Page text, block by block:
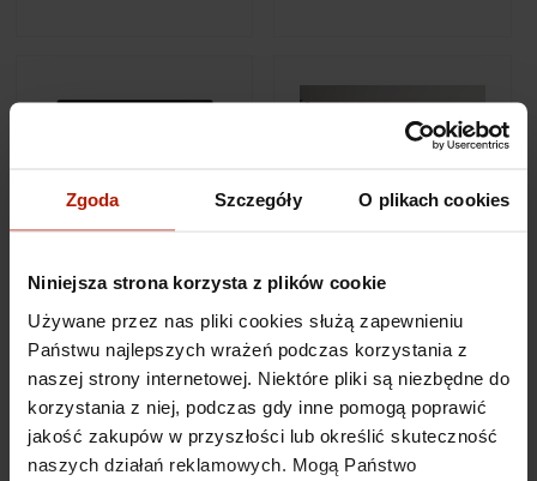
Zgoda Szczegóły O plikach cookies
Niniejsza strona korzysta z plików cookie
Używane przez nas pliki cookies służą zapewnieniu
Państwu najlepszych wrażeń podczas korzystania z
naszej strony internetowej. Niektóre pliki są niezbędne do
korzystania z niej, podczas gdy inne pomogą poprawić
jakość zakupów w przyszłości lub określić skuteczność
naszych działań reklamowych. Mogą Państwo
Mirella Stern -
Konstruktorzy czasu
790,00 zł
"Looking for" Kolekcja
MIrelli Stern
3 190,00 zł